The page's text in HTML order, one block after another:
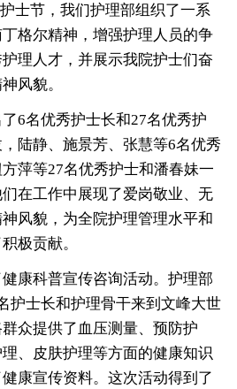
节，我们护理部组织了一系
格尔精神，增强护理人员的争
理人才，并展示我院护士们奋
风貌。
名优秀护士长和27名优秀护
陆静、施景芳、张慧等6名优秀
萍等27名优秀护士和潘春妹一
在工作中展现了爱岗敬业、无
风貌，为全院护理管理水平和
极贡献。
科普宣传咨询活动。护理部
护士长和护理骨干来到文峰大世
众提供了血压测量、预防护
、皮肤护理等方面的健康知识
康宣传资料。这次活动得到了